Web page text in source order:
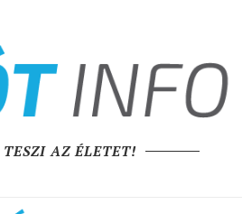
TESZI AZ ÉLETET!